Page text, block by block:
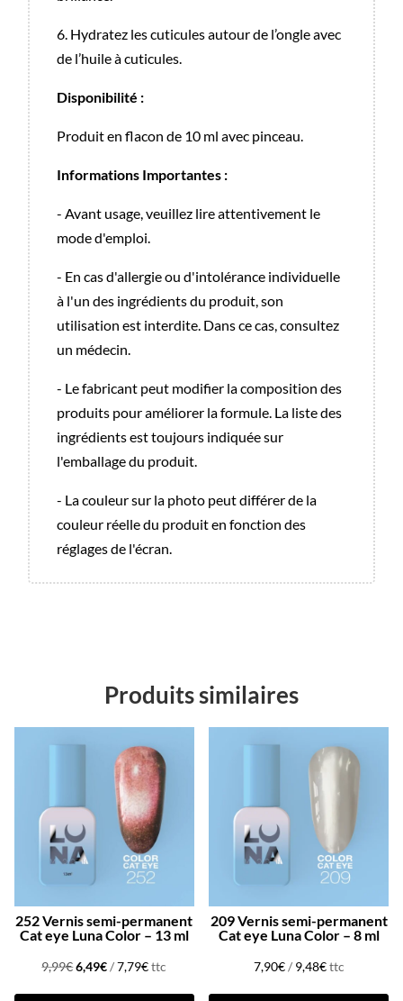
6. Hydratez les cuticules autour de l’ongle avec
de l’huile à cuticules.
Disponibilité :
Produit en flacon de 10 ml avec pinceau.
Informations Importantes :
- Avant usage, veuillez lire attentivement le
mode d'emploi.
- En cas d'allergie ou d'intolérance individuelle
à l'un des ingrédients du produit, son
utilisation est interdite. Dans ce cas, consultez
un médecin.
- Le fabricant peut modifier la composition des
produits pour améliorer la formule. La liste des
ingrédients est toujours indiquée sur
l'emballage du produit.
- La couleur sur la photo peut différer de la
couleur réelle du produit en fonction des
réglages de l'écran.
Produits similaires
252 Vernis semi-permanent
Cat eye Luna Color – 13 ml
9,99€Le
6,49€Le
/7,79€ttc
209 Vernis semi-permanent
Cat eye Luna Color – 8 ml
7,90€/ 9,48€ttc